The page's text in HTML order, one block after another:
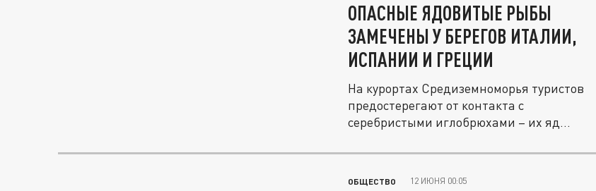
ОПАСНЫЕ ЯДОВИТЫЕ РЫБЫ
ЗАМЕЧЕНЫ У БЕРЕГОВ ИТАЛИИ,
ИСПАНИИ И ГРЕЦИИ
На курортах Средиземноморья туристов
предостерегают от контакта с
серебристыми иглобрюхами – их яд
ОБЩЕСТВО 12 ИЮНЯ 00:05